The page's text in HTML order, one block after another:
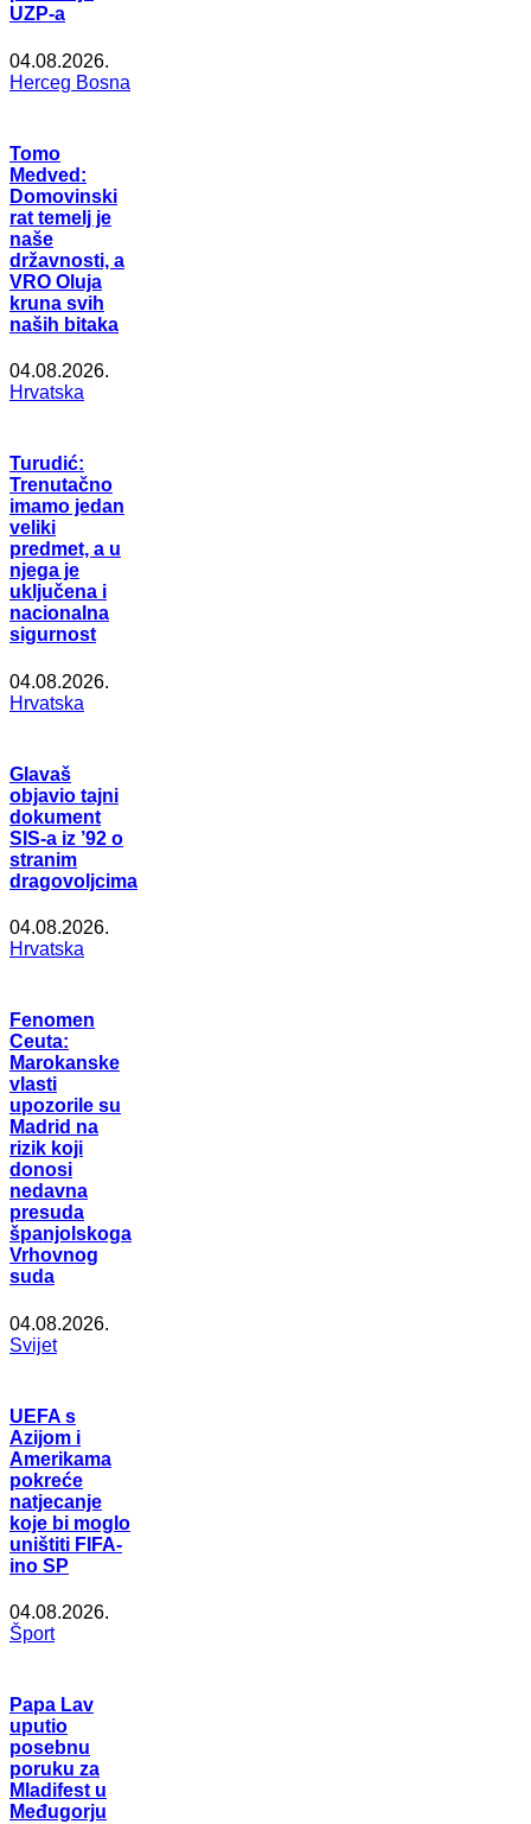
UZP-a
04.08.2026.
Herceg Bosna
Tomo
Medved:
Domovinski
rat temelj je
naše
državnosti, a
VRO Oluja
kruna svih
naših bitaka
04.08.2026.
Hrvatska
Turudić:
Trenutačno
imamo jedan
veliki
predmet, a u
njega je
uključena i
nacionalna
sigurnost
04.08.2026.
Hrvatska
Glavaš
objavio tajni
dokument
SIS-a iz ’92 o
stranim
dragovoljcima
04.08.2026.
Hrvatska
Fenomen
Ceuta:
Marokanske
vlasti
upozorile su
Madrid na
rizik koji
donosi
nedavna
presuda
španjolskoga
Vrhovnog
suda
04.08.2026.
Svijet
UEFA s
Azijom i
Amerikama
pokreće
natjecanje
koje bi moglo
uništiti FIFA-
ino SP
04.08.2026.
Šport
Papa Lav
uputio
posebnu
poruku za
Mladifest u
Međugorju